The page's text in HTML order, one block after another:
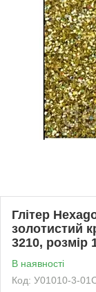
Глітер
золотистий
3210, розмір
В наявності
Код: У01010-3-